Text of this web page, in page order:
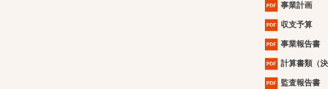
事業計画
収支予算
事業報告書
計算書類（決
監査報告書